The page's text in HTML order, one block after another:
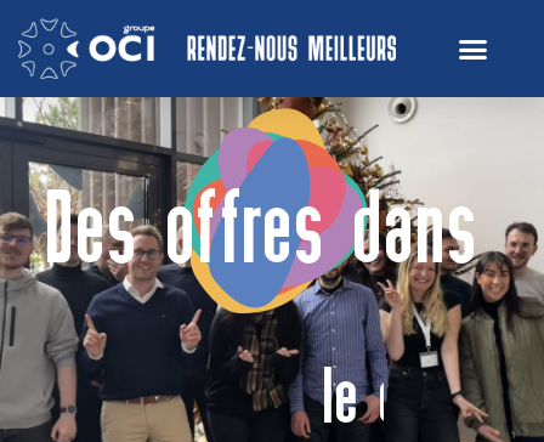
Des offres dans
le digital